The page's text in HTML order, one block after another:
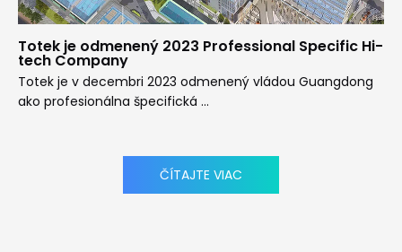
Totek je odmenený 2023 Professional Specific Hi-
tech Company
Totek je v decembri 2023 odmenený vládou Guangdong
ako profesionálna špecifická ...
ČÍTAJTE VIAC